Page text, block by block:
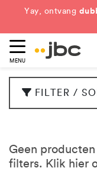
Yay, ontvang
MENU
FILTER /
Geen
filters. Klik hier